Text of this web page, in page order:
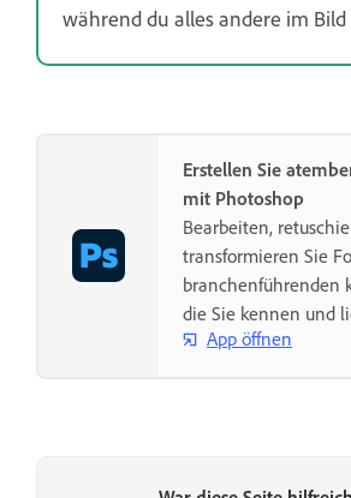
während du alles andere im Bild
Erstellen Sie
mit Photoshop
Bearbeiten,
transformieren Sie
branchenführenden
die Sie kennen und
App öffnen